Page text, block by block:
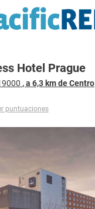
Hotel Prague
, a 6,3 km de Centro
puntuaciones